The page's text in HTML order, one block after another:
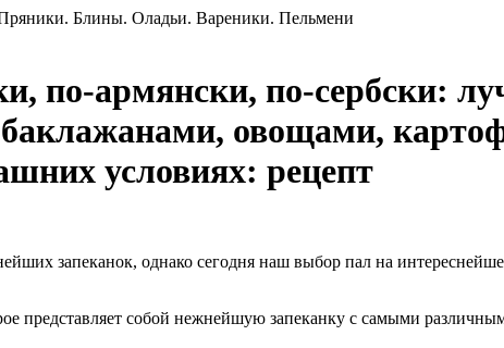
по-армянски, по-сербски:
овощами,
условиях: рецепт
запеканок, однако сегодня наш выбор пал на
представляет собой нежнейшую запеканку с самыми